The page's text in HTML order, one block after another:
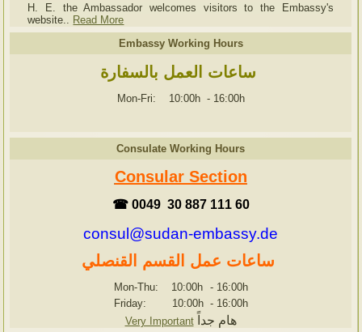
H. E. the Ambassador welcomes visitors to the Embassy's
website..
Read More
Embassy Working Hours
ساعات العمل بالسفارة
Mon-Fri: 10:00h - 16:00h
Consulate Working Hours
Consular Section
☎ 0049 30 887 111 60
consul@sudan-embassy.de
ساعات عمل القسم القنصلي
Mon-Thu: 10:00h - 16:00h
Friday: 10:00h - 16:00h
Very Important
هام جداً